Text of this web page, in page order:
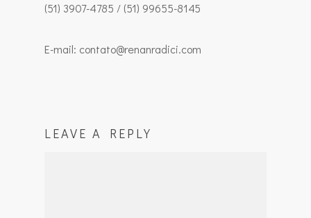
(51) 3907-4785 / (51) 99655-8145
E-mail: contato@renanradici.com
LEAVE A REPLY